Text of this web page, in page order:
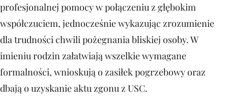
profesjonalnej pomocy w połączeniu z głębokim
współczuciem, jednocześnie wykazując zrozumienie
dla trudności chwili pożegnania bliskiej osoby. W
imieniu rodzin załatwiają wszelkie wymagane
formalności, wnioskują o zasiłek pogrzebowy oraz
dbają o uzyskanie aktu zgonu z USC.